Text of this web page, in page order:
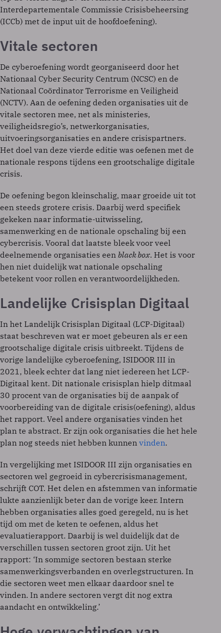
Interdepartementale Commissie Crisisbeheersing
(ICCb) met de input uit de hoofdoefening).
Vitale sectoren
De cyberoefening wordt georganiseerd door het
Nationaal Cyber Security Centrum (NCSC) en de
Nationaal Coördinator Terrorisme en Veiligheid
(NCTV). Aan de oefening deden organisaties uit de
vitale sectoren mee, net als ministeries,
veiligheidsregio’s, netwerkorganisaties,
uitvoeringsorganisaties en andere crisispartners.
Het doel van deze vierde editie was oefenen met de
nationale respons tijdens een grootschalige digitale
crisis.
De oefening begon kleinschalig, maar groeide uit tot
een steeds grotere crisis. Daarbij werd specifiek
gekeken naar informatie-uitwisseling,
samenwerking en de nationale opschaling bij een
cybercrisis. Vooral dat laatste bleek voor veel
deelnemende organisaties een black box. Het is voor
hen niet duidelijk wat nationale opschaling
betekent voor rollen en verantwoordelijkheden.
Landelijke Crisisplan Digitaal
In het Landelijk Crisisplan Digitaal (LCP-Digitaal)
staat beschreven wat er moet gebeuren als er een
grootschalige digitale crisis uitbreekt. Tijdens de
vorige landelijke cyberoefening, ISIDOOR III in
2021, bleek echter dat lang niet iedereen het LCP-
Digitaal kent. Dit nationale crisisplan hielp ditmaal
30 procent van de organisaties bij de aanpak of
voorbereiding van de digitale crisis(oefening), aldus
het rapport. Veel andere organisaties vinden het
plan te abstract. Er zijn ook organisaties die het hele
plan nog steeds niet hebben kunnen vinden.
In vergelijking met ISIDOOR III zijn organisaties en
sectoren wel gegroeid in cybercrisismanagement,
schrijft COT. Het delen en afstemmen van informatie
lukte aanzienlijk beter dan de vorige keer. Intern
hebben organisaties alles goed geregeld, nu is het
tijd om met de keten te oefenen, aldus het
evaluatierapport. Daarbij is wel duidelijk dat de
verschillen tussen sectoren groot zijn. Uit het
rapport: ‘In sommige sectoren bestaan sterke
samenwerkingsverbanden en overlegstructuren. In
die sectoren weet men elkaar daardoor snel te
vinden. In andere sectoren vergt dit nog extra
aandacht en ontwikkeling.’